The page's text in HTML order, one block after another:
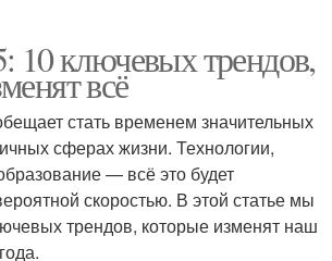
10 ключевых трендов,
всё
стать временем значительных
сферах жизни. Технологии,
— всё это будет
скоростью. В этой статье мы
трендов, которые изменят наш